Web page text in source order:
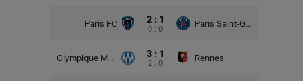
Paris FC 2 : 1
0 : 0
Paris Saint-Germain
Olympique Marsylia 3 : 1
2 : 0
Rennes